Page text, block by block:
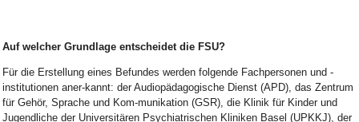
Auf welcher Grundlage entscheidet die FSU?
Für die Erstellung eines Befundes werden folgende Fachpersonen und -
institutionen aner-kannt: der Audiopädagogische Dienst (APD), das Zentrum
für Gehör, Sprache und Kom-munikation (GSR), die Klinik für Kinder und
Jugendliche der Universitären Psychiatrischen Kliniken Basel (UPKKJ), der